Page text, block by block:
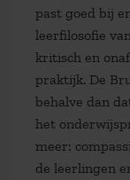
past goed bij
leerfilosofie
kritisch en
praktijk. De
behalve dan
het
meer:
de leerlingen